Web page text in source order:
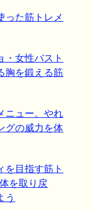
った筋トレメ
・女性バスト
胸を鍛える筋
ニュー。やれ
グの威力を体
を目指す筋ト
を取り戻
う